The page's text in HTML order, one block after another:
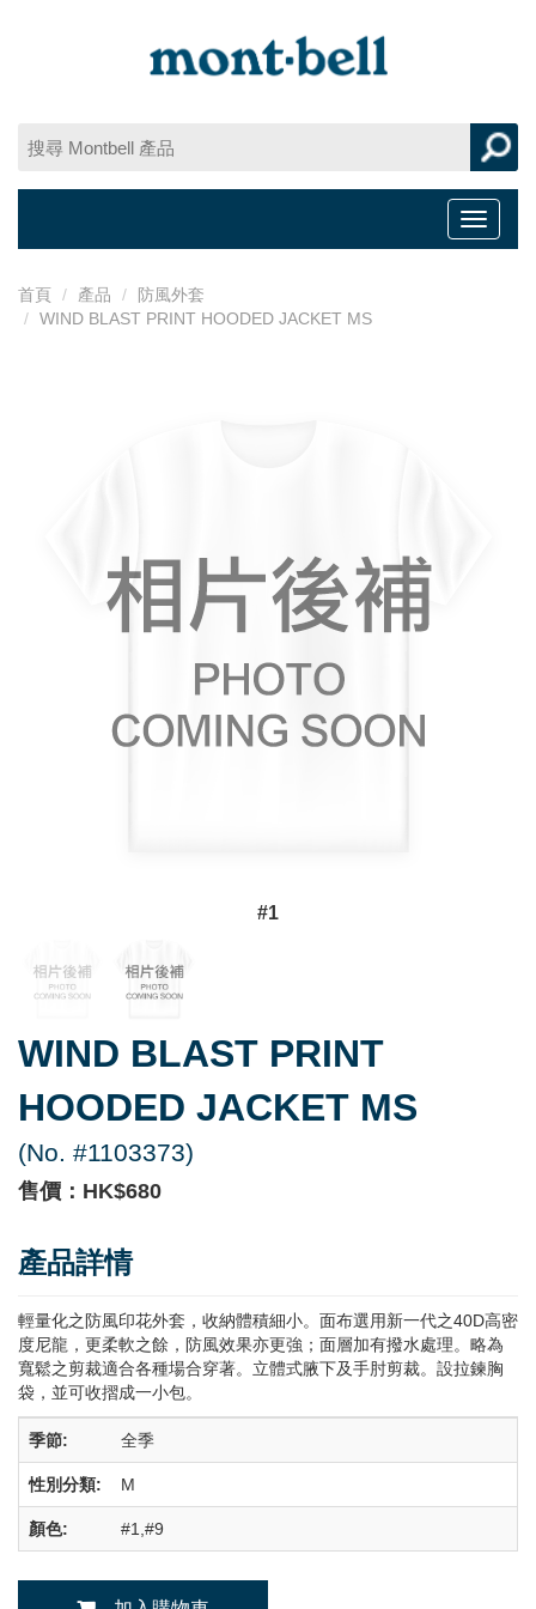
Toggle
首頁 產品
防風外套
WIND BLAST PRINT HOODED JACKET MS
#1
WIND BLAST PRINT
HOODED JACKET MS
(No. #1103373)
售價：HK$680
產品詳情
輕量化之防風印花外套，收納體積細小。面布選用新一代之40D高密
度尼龍，更柔軟之餘，防風效果亦更強；面層加有撥水處理。略為
寬鬆之剪裁適合各種場合穿著。立體式腋下及手肘剪裁。設拉鍊胸
袋，並可收摺成一小包。
季節: 全季
性別分類: M
顏色: #1,#9